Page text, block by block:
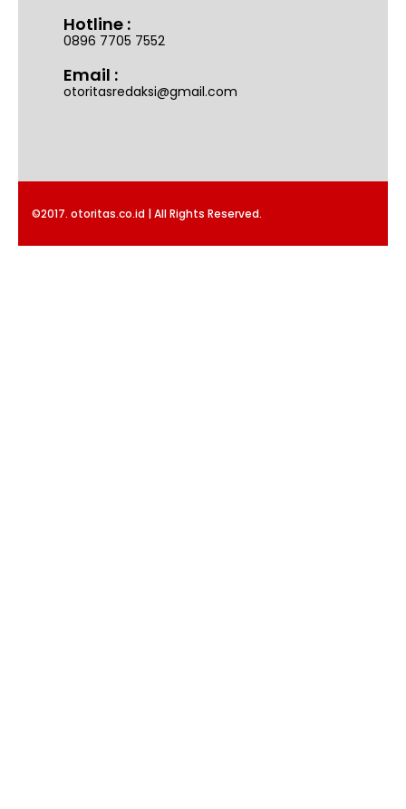
Hotline :
0896 7705 7552
Email :
otoritasredaksi@gmail.com
©2017. otoritas.co.id | All Rights Reserved.